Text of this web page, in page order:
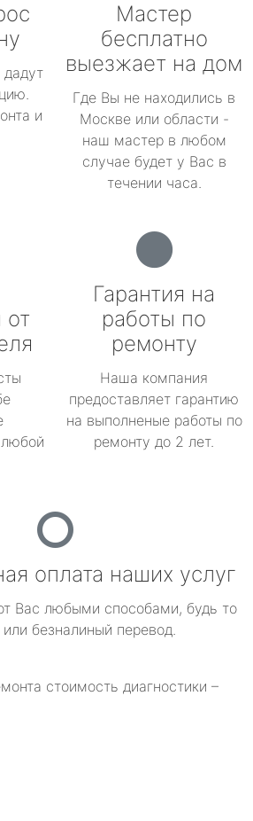
и
Мастер
бесплатно
выезжает на дом
Где Вы не находились в
Москве или области -
наш мастер в любом
случае будет у Вас в
течении часа.
от
Гарантия на
работы по
ремонту
Наша компания
предоставляет гарантию
на выполненые работы по
ремонту до 2 лет.
оплата наших услуг
Вас любыми способами, будь то
безналиный перевод.
стоимость диагностики –